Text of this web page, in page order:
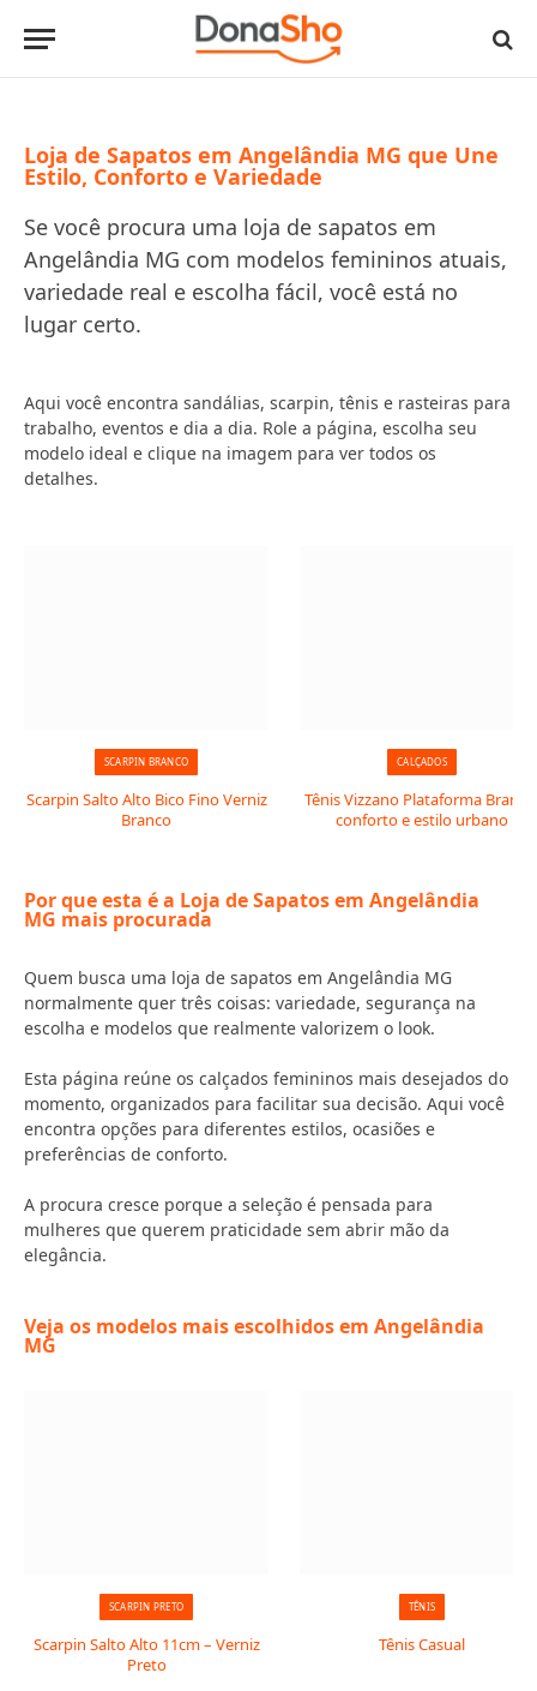
Loja de Sapatos em Angelândia MG que Une
Estilo, Conforto e Variedade
Se você procura uma loja de sapatos em
Angelândia MG com modelos femininos atuais,
variedade real e escolha fácil, você está no
lugar certo.
Aqui você encontra sandálias, scarpin, tênis e rasteiras para
trabalho, eventos e dia a dia. Role a página, escolha seu
modelo ideal e clique na imagem para ver todos os
detalhes.
SCARPIN BRANCO
Scarpin Salto Alto Bico Fino Verniz
Branco
CALÇADOS
Tênis Vizzano Plataforma
conforto e estilo urbano
Por que esta é a Loja de Sapatos em Angelândia
MG mais procurada
Quem busca uma loja de sapatos em Angelândia MG
normalmente quer três coisas: variedade, segurança na
escolha e modelos que realmente valorizem o look.
Esta página reúne os calçados femininos mais desejados do
momento, organizados para facilitar sua decisão. Aqui você
encontra opções para diferentes estilos, ocasiões e
preferências de conforto.
A procura cresce porque a seleção é pensada para
mulheres que querem praticidade sem abrir mão da
elegância.
Veja os modelos mais escolhidos em Angelândia
MG
SCARPIN PRETO
Scarpin Salto Alto 11cm – Verniz
Preto
TÊNIS
Tênis Casual